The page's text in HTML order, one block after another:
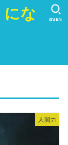
にな
SEARCH
人間力